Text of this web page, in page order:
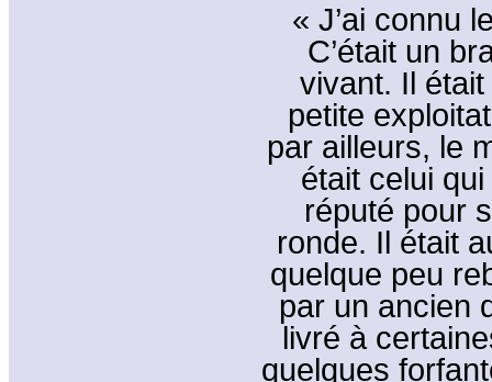
« J’ai connu
C’était un
vivant. Il
petite
par ailleurs, le
était celui
réputé pour
ronde. Il était
quelque peu
par un ancien
livré à
quelques